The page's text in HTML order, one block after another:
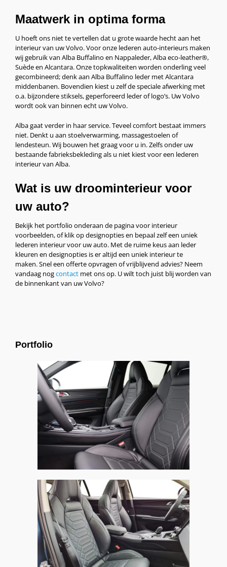
Maatwerk in optima forma
U hoeft ons niet te vertellen dat u grote waarde hecht aan het
interieur van uw Volvo. Voor onze lederen auto-interieurs maken
wij gebruik van Alba Buffalino en Nappaleder, Alba eco-leather®,
Suède en Alcantara. Onze topkwaliteiten worden onderling veel
gecombineerd; denk aan Alba Buffalino leder met Alcantara
middenbanen. Bovendien kiest u zelf de speciale afwerking met
o.a. bijzondere stiksels, geperforeerd leder of logo’s. Uw Volvo
wordt ook van binnen echt uw Volvo.
Alba gaat verder in haar service. Teveel comfort bestaat immers
niet. Denkt u aan stoelverwarming, massagestoelen of
lendesteun. Wij bouwen het graag voor u in. Zelfs onder uw
bestaande fabrieksbekleding als u niet kiest voor een lederen
interieur van Alba.
Wat is uw droominterieur voor
uw auto?
Bekijk het portfolio onderaan de pagina voor interieur
voorbeelden, of klik op designopties en bepaal zelf een uniek
lederen interieur voor uw auto. Met de ruime keus aan leder
kleuren en designopties is er altijd een uniek interieur te
maken. Snel een offerte opvragen of vrijblijvend advies? Neem
vandaag nogcontact met ons op. U wilt toch juist blij worden van
de binnenkant van uw Volvo?
Portfolio
Lynk & Co 01, Alba Nappa eco-leather® Zwart
Lynk & Co 01, Alba Nappa eco-leather® Zwart